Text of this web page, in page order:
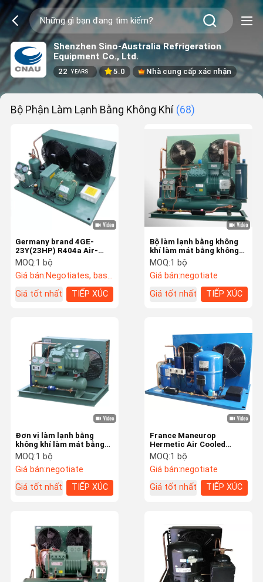
Shenzhen Sino-Australia Refrigeration
Equipment Co., Ltd.
22 YEARS 5.0 Nhà cung cấp xác nhận
Bộ Phận Làm Lạnh Bằng Không Khí (68)
Germany brand 4GE-
23Y(23HP) R404a Air-
Cooled Refrigertion
Condensing Unit for Cold
Room Refrigeration
MOQ:1 bộ
Giá bán:Negotiates, based on quantity and components
Giá tốt nhất
TIẾP XÚC
Bộ làm lạnh bằng không
khí làm mát bằng không
khí R404a
MOQ:1 bộ
Giá bán:negotiate
Giá tốt nhất
TIẾP XÚC
Đơn vị làm lạnh bằng
không khí làm mát bằng
MOQ:1 bộ
Giá bán:negotiate
Giá tốt nhất
TIẾP XÚC
France Maneurop
Hermetic Air Cooled
Rerigertion Unit, Thiết bị
ngưng tụ làm mát bằng
không khí tùy chỉnh được
sử dụng cho kho lạnh
MOQ:1 bộ
Giá bán:negotiate
Giá tốt nhất
TIẾP XÚC